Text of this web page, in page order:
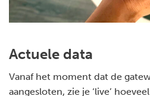
Actuele data
Vanaf het moment dat de
aangesloten, zie je ‘live’